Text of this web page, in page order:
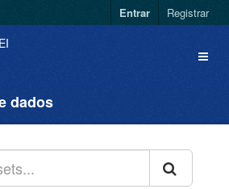
Entrar Registrar
dados